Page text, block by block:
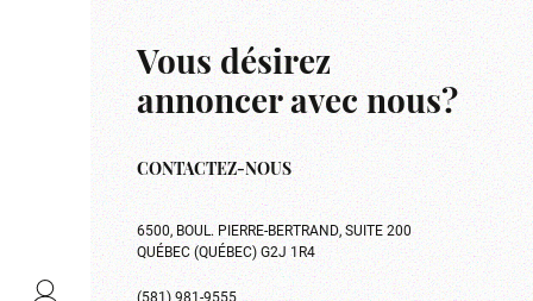
Vous désirez
annoncer avec nous?
CONTACTEZ-NOUS
6500, BOUL. PIERRE-BERTRAND, SUITE 200
QUÉBEC (QUÉBEC) G2J 1R4
(581) 981-9555